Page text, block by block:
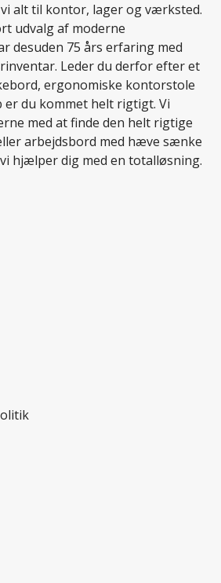
alt til kontor, lager og værksted.
udvalg af moderne
desuden 75 års erfaring med
Leder du derfor efter et
ergonomiske kontorstole
er du kommet helt rigtigt. Vi
med at finde den helt rigtige
arbejdsbord med hæve sænke
hjælper dig med en totalløsning.